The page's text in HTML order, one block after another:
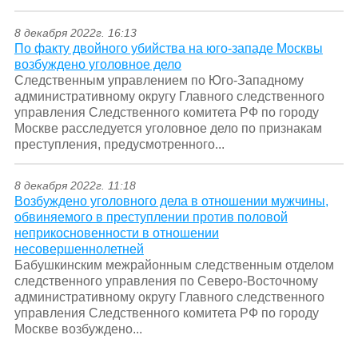
8 декабря 2022г. 16:13
По факту двойного убийства на юго-западе Москвы
возбуждено уголовное дело
Следственным управлением по Юго-Западному
административному округу Главного следственного
управления Следственного комитета РФ по городу
Москве расследуется уголовное дело по признакам
преступления, предусмотренного...
8 декабря 2022г. 11:18
Возбуждено уголовного дела в отношении мужчины,
обвиняемого в преступлении против половой
неприкосновенности в отношении
несовершеннолетней
Бабушкинским межрайонным следственным отделом
следственного управления по Северо-Восточному
административному округу Главного следственного
управления Следственного комитета РФ по городу
Москве возбуждено...